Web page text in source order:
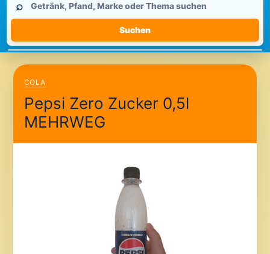
durchsuchen
⌕
Suchen
COLA
Pepsi Zero Zucker 0,5l
MEHRWEG